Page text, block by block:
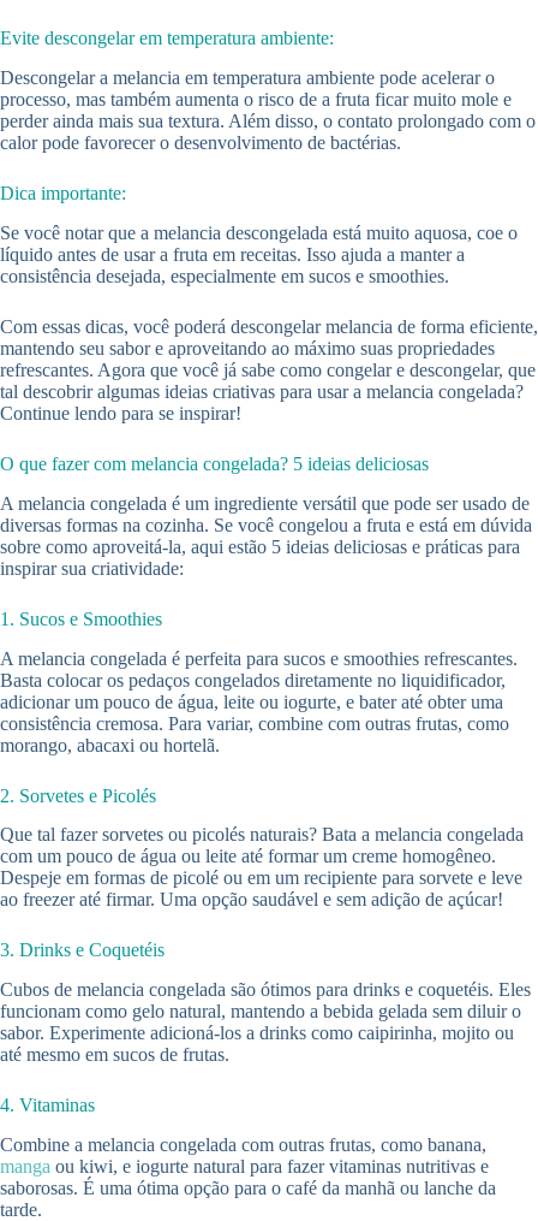
Evite descongelar em temperatura ambiente:
Descongelar a melancia em temperatura ambiente pode acelerar o
processo, mas também aumenta o risco de a fruta ficar muito mole e
perder ainda mais sua textura. Além disso, o contato prolongado com o
calor pode favorecer o desenvolvimento de bactérias.
Dica importante:
Se você notar que a melancia descongelada está muito aquosa, coe o
líquido antes de usar a fruta em receitas. Isso ajuda a manter a
consistência desejada, especialmente em sucos e smoothies.
Com essas dicas, você poderá descongelar melancia de forma eficiente,
mantendo seu sabor e aproveitando ao máximo suas propriedades
refrescantes. Agora que você já sabe como congelar e descongelar, que
tal descobrir algumas ideias criativas para usar a melancia congelada?
Continue lendo para se inspirar!
O que fazer com melancia congelada? 5 ideias deliciosas
A melancia congelada é um ingrediente versátil que pode ser usado de
diversas formas na cozinha. Se você congelou a fruta e está em dúvida
sobre como aproveitá-la, aqui estão 5 ideias deliciosas e práticas para
inspirar sua criatividade:
1. Sucos e Smoothies
A melancia congelada é perfeita para sucos e smoothies refrescantes.
Basta colocar os pedaços congelados diretamente no liquidificador,
adicionar um pouco de água, leite ou iogurte, e bater até obter uma
consistência cremosa. Para variar, combine com outras frutas, como
morango, abacaxi ou hortelã.
2. Sorvetes e Picolés
Que tal fazer sorvetes ou picolés naturais? Bata a melancia congelada
com um pouco de água ou leite até formar um creme homogêneo.
Despeje em formas de picolé ou em um recipiente para sorvete e leve
ao freezer até firmar. Uma opção saudável e sem adição de açúcar!
3. Drinks e Coquetéis
Cubos de melancia congelada são ótimos para drinks e coquetéis. Eles
funcionam como gelo natural, mantendo a bebida gelada sem diluir o
sabor. Experimente adicioná-los a drinks como caipirinha, mojito ou
até mesmo em sucos de frutas.
4. Vitaminas
Combine a melancia congelada com outras frutas, como banana,
manga ou kiwi, e iogurte natural para fazer vitaminas nutritivas e
saborosas. É uma ótima opção para o café da manhã ou lanche da
tarde.